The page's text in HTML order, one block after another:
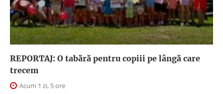
REPORTAJ: O tabără pentru copiii pe lângă care
trecem
Acum 1 zi, 5 ore